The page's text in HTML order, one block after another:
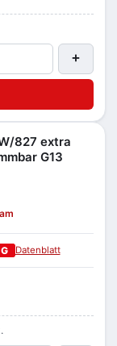
+
827 extra
G13
G Datenblatt